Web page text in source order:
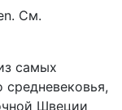
См.
самых
Швеции